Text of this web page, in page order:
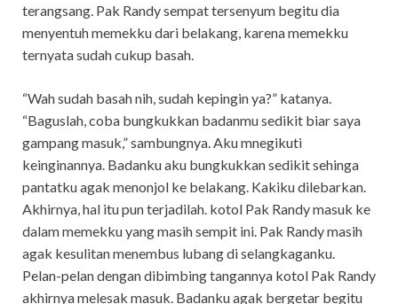
terangsang. Pak Randy sempat tersenyum begitu dia
menyentuh memekku dari belakang, karena memekku
ternyata sudah cukup basah.
“Wah sudah basah nih, sudah kepingin ya?” katanya.
“Baguslah, coba bungkukkan badanmu sedikit biar saya
gampang masuk,” sambungnya. Aku mnegikuti
keinginannya. Badanku aku bungkukkan sedikit sehinga
pantatku agak menonjol ke belakang. Kakiku dilebarkan.
Akhirnya, hal itu pun terjadilah. kotol Pak Randy masuk ke
dalam memekku yang masih sempit ini. Pak Randy masih
agak kesulitan menembus lubang di selangkaganku.
Pelan-pelan dengan dibimbing tangannya kotol Pak Randy
akhirnya melesak masuk. Badanku agak bergetar begitu